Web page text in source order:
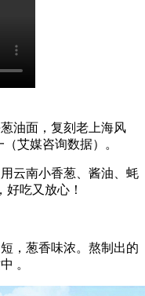
油面，复刻老上海风
艾媒咨询数据）。
云南小香葱、酱油、蚝
吃又放心！
，葱香味浓。熬制出的
。